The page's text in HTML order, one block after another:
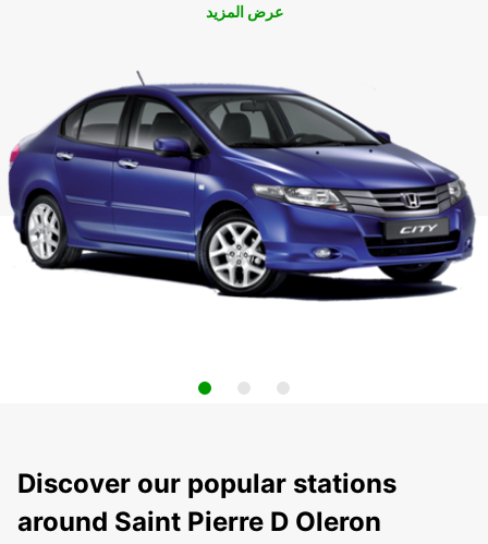
عرض المزيد
Discover our popular stations
around Saint Pierre D Oleron